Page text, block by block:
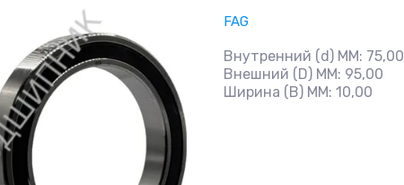
FAG
Внутренний (d) ММ: 75,00
Внешний (D) ММ: 95,00
Ширина (B) MM: 10,00